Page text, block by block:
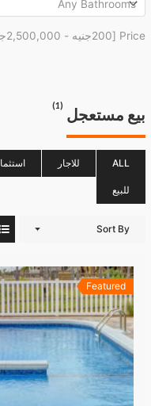
Price [ 200جنيه -2,500,000جنيه
بيع مستعجل
ALL للاجار استثمار
للبيع
Sort By
Featured